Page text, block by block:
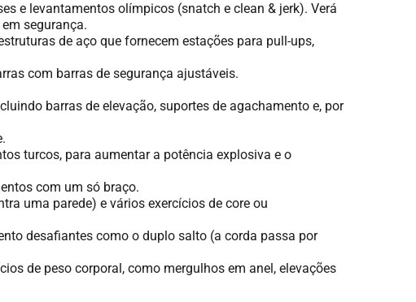
e levantamentos olímpicos (snatch e clean & jerk). Verá
segurança.
de aço que fornecem estações para pull-ups,
com barras de segurança ajustáveis.
barras de elevação, suportes de agachamento e, por
turcos, para aumentar a potência explosiva e o
com um só braço.
uma parede) e vários exercícios de core ou
desafiantes como o duplo salto (a corda passa por
de peso corporal, como mergulhos em anel, elevações